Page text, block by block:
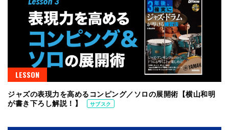
LESSON
ジャズの表現力を高めるコンピング／ソロの展開術【横山和明
が書き下ろし解説！】
サブスク